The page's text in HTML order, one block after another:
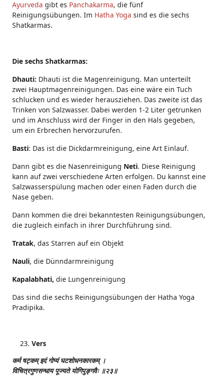
Ayurveda gibt es Panchakarma, die fünf
Reinigungsübungen. Im Hatha Yoga sind es die sechs
Shatkarmas.
Die sechs Shatkarmas:
Dhauti: Dhauti ist die Magenreinigung. Man unterteilt
zwei Hauptmagenreinigungen. Das eine wäre ein Tuch
schlucken und es wieder herausziehen. Das zweite ist das
Trinken von Salzwasser. Dabei werden 1-2 Liter getrunken
und im Anschluss wird der Finger in den Hals gegeben,
um ein Erbrechen hervorzurufen.
Basti: Das ist die Dickdarmreinigung, eine Art Einlauf.
Dann gibt es die Nasenreinigung Neti. Diese Reinigung
kann auf zwei verschiedene Arten erfolgen. Du kannst eine
Salzwasserspülung machen oder einen Faden durch die
Nase geben.
Dann kommen die drei bekanntesten Reinigungsübungen,
die zugleich einfach in ihrer Durchführung sind.
Tratak, das Starren auf ein Objekt
Nauli, die Dünndarmreinigung
Kapalabhati, die Lungenreinigung
Das sind die sechs Reinigungsübungen der Hatha Yoga
Pradipika.
Vers
कर्म षट्कम् इदं गोप्यं घटशोधनकारकम् ।
विचित्रगुणसन्धाय पूज्यते योगिपुङ्गवैः ॥२३॥